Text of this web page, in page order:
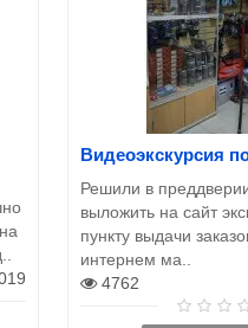
Видеоэкскурсия
Решили в
выложить на сайт
пункту выдачи
интернем ма..
4762